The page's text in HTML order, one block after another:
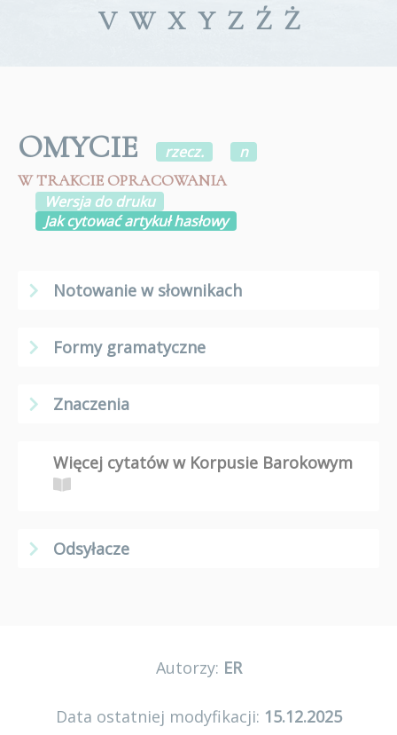
V W X Y Z Ź Ż
OMYCIE rzecz.
n
W TRAKCIE OPRACOWANIA
Wersja do druku
Jak cytować artykuł hasłowy
Notowanie w słownikach
Formy gramatyczne
Znaczenia
Więcej cytatów w Korpusie Barokowym
Odsyłacze
Autorzy: ER
Data ostatniej modyfikacji: 15.12.2025